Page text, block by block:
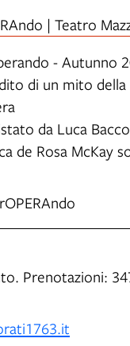
| Teatro
- Autunno
di un mito della
da Luca
de Rosa McKay
Prenotazioni: